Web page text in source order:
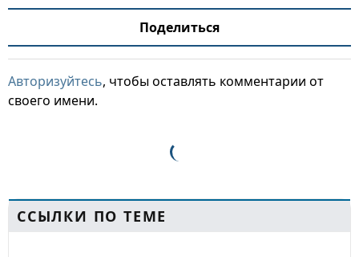
Поделиться
Авторизуйтесь, чтобы оставлять комментарии от
своего имени.
ССЫЛКИ ПО ТЕМЕ